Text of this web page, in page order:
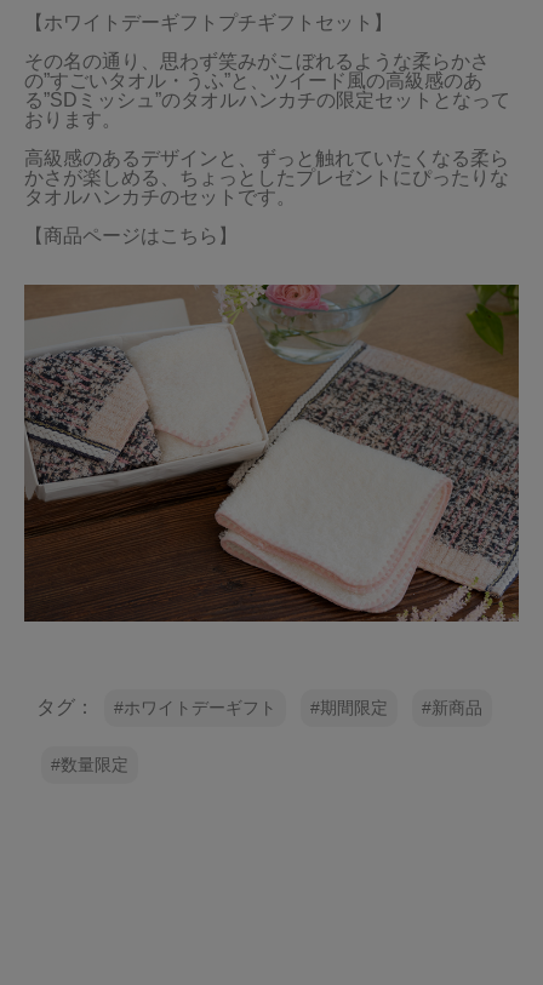
【ホワイトデーギフトプチギフトセット】
その名の通り、思わず笑みがこぼれるような柔らかさ
の”すごいタオル・うふ”と、ツイード風の高級感のあ
る”SDミッシュ”のタオルハンカチの限定セットとなって
おります。
高級感のあるデザインと、ずっと触れていたくなる柔ら
かさが楽しめる、ちょっとしたプレゼントにぴったりな
タオルハンカチのセットです。
【商品ページはこちら】
タグ： ホワイトデーギフト 期間限定 新商品
数量限定